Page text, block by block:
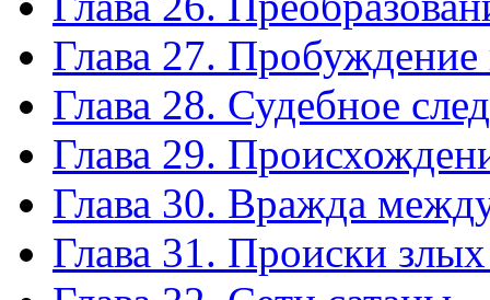
Глава 27.
Глава 28. Судебное
Глава 29.
Глава 30. Вражда
Глава 31. Происки